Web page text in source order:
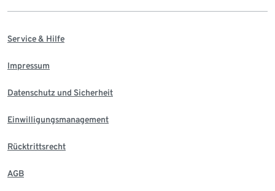
Service & Hilfe
Impressum
Datenschutz und Sicherheit
Einwilligungsmanagement
Rücktrittsrecht
AGB